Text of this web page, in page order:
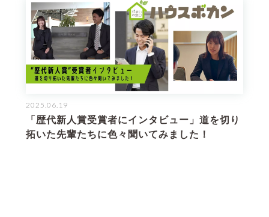
2025.06.19
「歴代新人賞受賞者にインタビュー」道を切り
拓いた先輩たちに色々聞いてみました！